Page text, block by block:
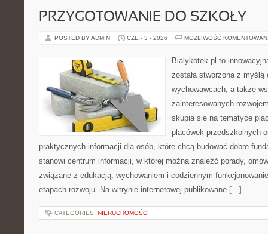
PRZYGOTOWANIE DO SZKOŁY
POSTED BY ADMIN CZE - 3 - 2026 MOŻLIWOŚĆ
Bialykotek.pl to
została stworzona z myślą
wychowawcach, a także
zainteresowanych
skupia się na tematyce
placówek przedszkolnych
praktycznych informacji dla osób, które chcą budować dobre
stanowi centrum informacji, w której można znaleźć porady,
związane z edukacją, wychowaniem i codziennym
etapach rozwoju. Na witrynie internetowej publikowane […]
CATEGORIES: NIERUCHOMOŚCI